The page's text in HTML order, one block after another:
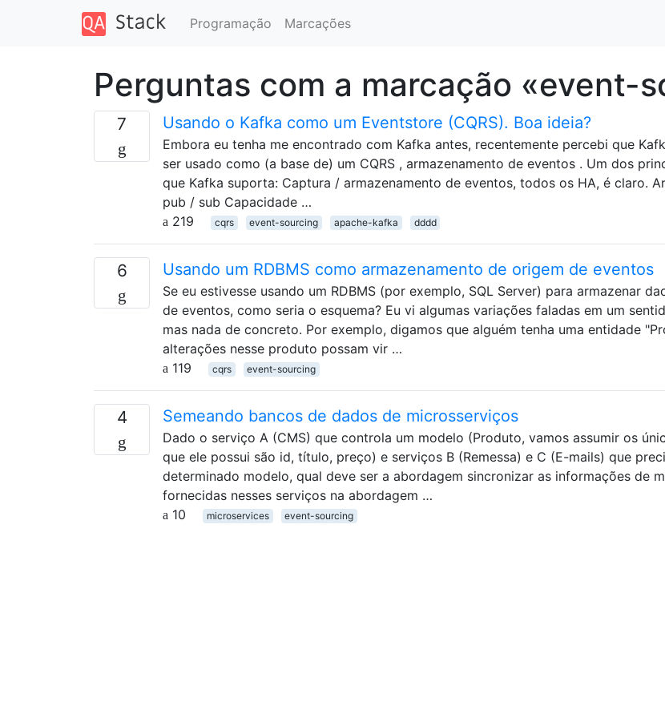
Programação Marcações
Perguntas com a marcação «event-
7 Usando o Kafka como um Eventstore (CQRS). Boa ideia?
Embora eu tenha me encontrado com Kafka antes, recentemente percebi que
ser usado como (a base de) um CQRS , armazenamento de eventos . Um dos
que Kafka suporta: Captura / armazenamento de eventos, todos os HA, é claro.
pub / sub Capacidade …
219
cqrs event-sourcing apache-kafka dddd
6 Usando um RDBMS como armazenamento de origem de eventos
Se eu estivesse usando um RDBMS (por exemplo, SQL Server) para armazenar
de eventos, como seria o esquema? Eu vi algumas variações faladas em um
mas nada de concreto. Por exemplo, digamos que alguém tenha uma entidade
alterações nesse produto possam vir …
119
cqrs event-sourcing
4 Semeando bancos de dados de microsserviços
Dado o serviço A (CMS) que controla um modelo (Produto, vamos assumir os
que ele possui são id, título, preço) e serviços B (Remessa) e C (E-mails) que
determinado modelo, qual deve ser a abordagem sincronizar as informações de
fornecidas nesses serviços na abordagem …
10
microservices event-sourcing